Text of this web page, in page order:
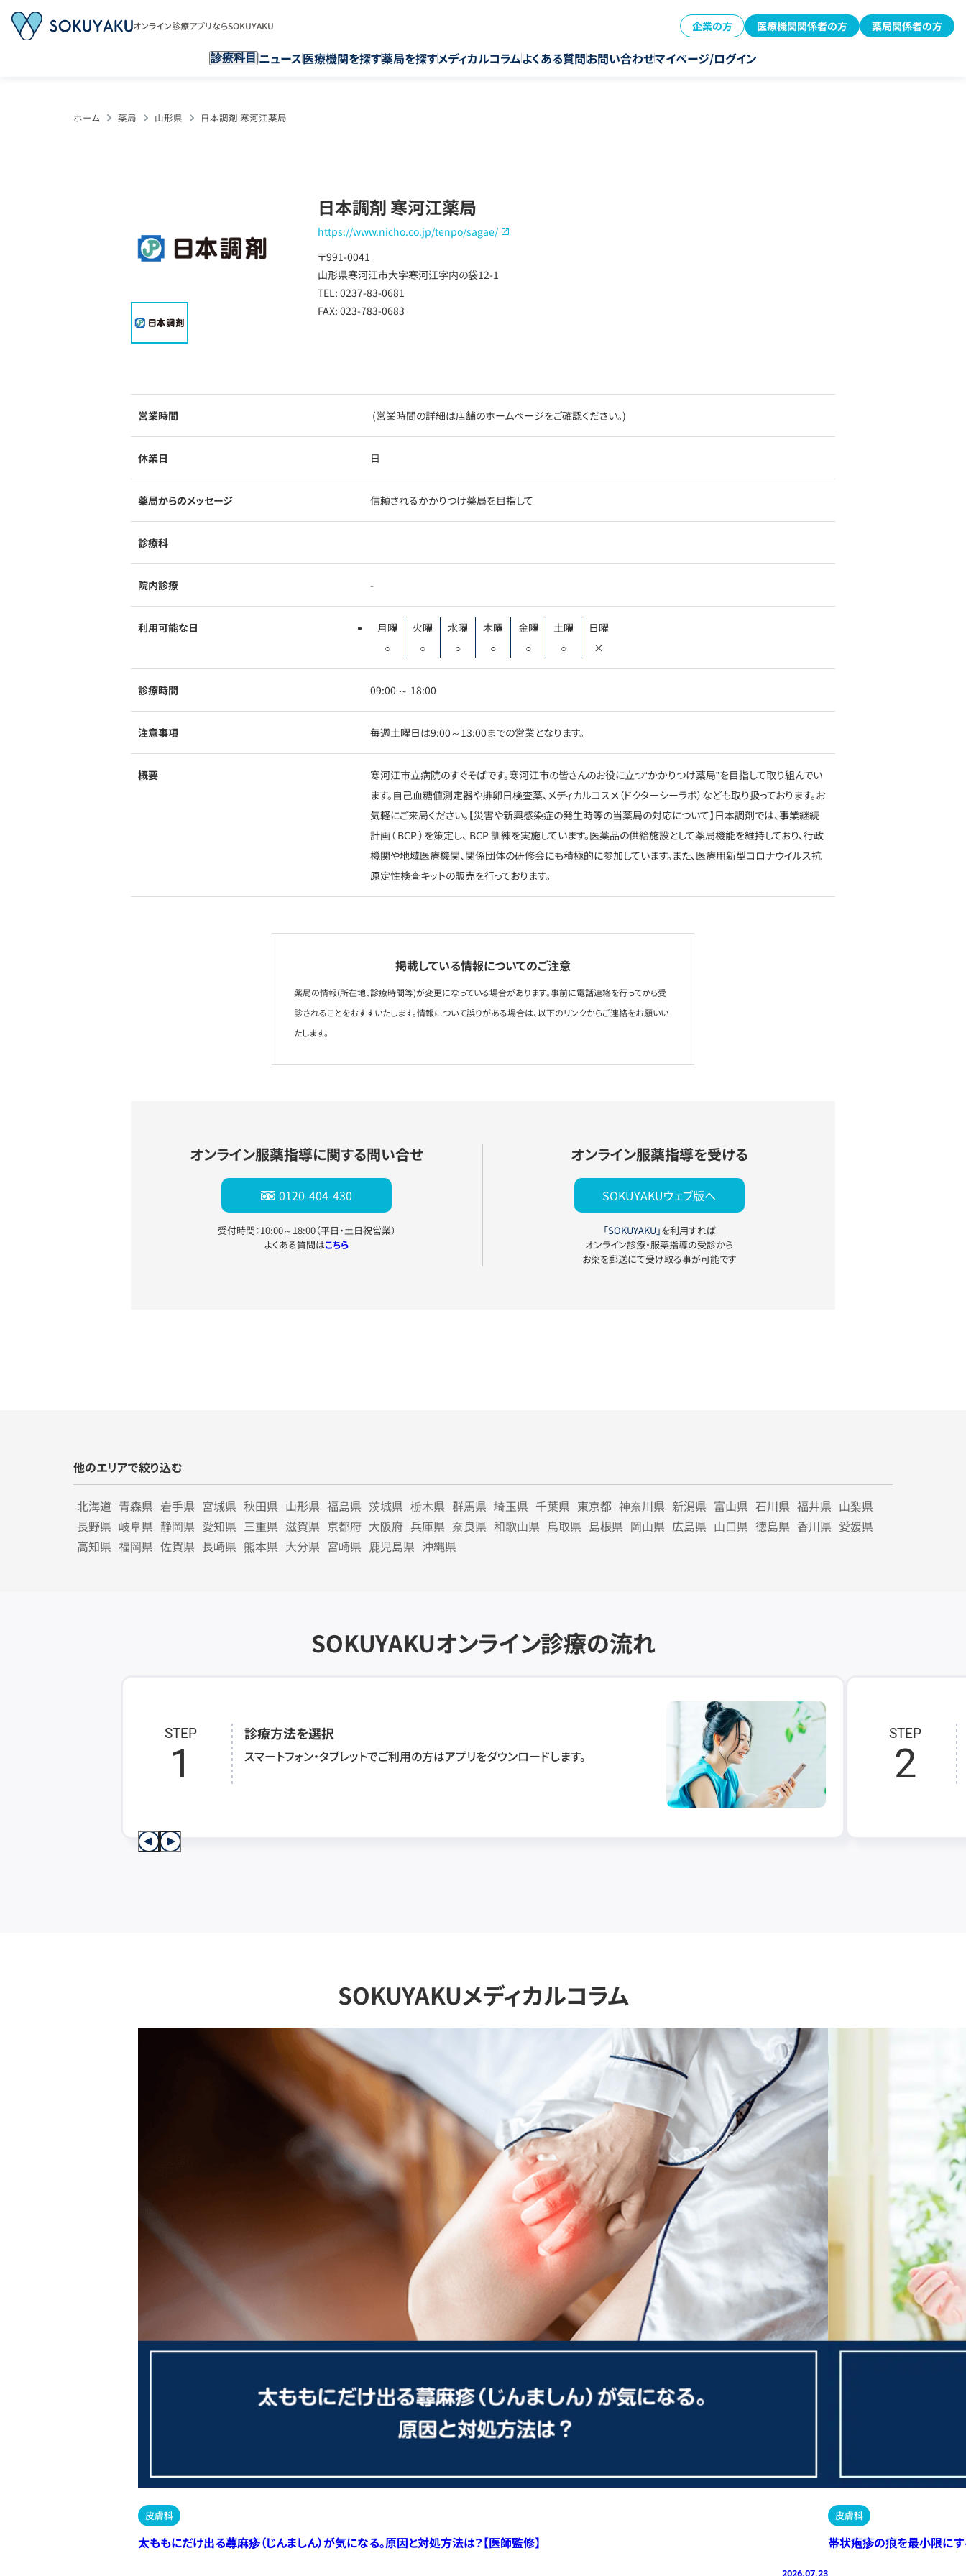
オンライン診療アプリならSOKUYAKU 企業の方 医療機関関係者の方 薬局関係者の方
診療科目 ニュース医療機関を探す薬局を探すメディカルコラムよくある質問お問い合わせマイページ/ログイン
ホーム 薬局 山形県 日本調剤 寒河江薬局
日本調剤 寒河江薬局
https://www.nicho.co.jp/tenpo/sagae/
〒991-0041
山形県寒河江市大字寒河江字内の袋12-1
TEL: 0237-83-0681
FAX: 023-783-0683
営業時間 (営業時間の詳細は店舗のホームページをご確認ください。)
休業日 日
薬局からのメッセージ 信頼されるかかりつけ薬局を目指して
診療科
院内診療 -
利用可能な日
月曜
○
火曜
○
水曜
○
木曜
○
金曜
○
土曜
○
日曜
×
診療時間 09:00 ～ 18:00
注意事項 毎週土曜日は9:00～13:00までの営業となります。
概要
寒河江市立病院のすぐそばです。寒河江市の皆さんのお役に立つ“かかりつけ薬局”を目指して取り組んでい
ます。自己血糖値測定器や排卵日検査薬、メディカルコスメ（ドクターシーラボ）なども取り扱っております。お
気軽にご来局ください。【災害や新興感染症の発生時等の当薬局の対応について】日本調剤では、事業継続
計画（ BCP ）を策定し、 BCP 訓練を実施しています。医薬品の供給施設として薬局機能を維持しており、行政
機関や地域医療機関、関係団体の研修会にも積極的に参加しています。また、医療用新型コロナウイルス抗
原定性検査キットの販売を行っております。
掲載している情報についてのご注意
薬局の情報(所在地、診療時間等)が変更になっている場合があります。事前に電話連絡を行ってから受
診されることをおすすいたします。情報について誤りがある場合は、以下のリンクからご連絡をお願いい
たします。
オンライン服薬指導に関する問い合せ
0120-404-430
受付時間：10:00～18:00（平日・土日祝営業）
よくある質問はこちら
オンライン服薬指導を受ける
SOKUYAKUウェブ版へ
「SOKUYAKU」を利用すれば
オンライン診療・服薬指導の受診から
お薬を郵送にて受け取る事が可能です
他のエリアで絞り込む
北海道 青森県 岩手県 宮城県 秋田県 山形県 福島県 茨城県 栃木県 群馬県 埼玉県 千葉県 東京都 神奈川県 新潟県 富山県 石川県 福井県 山梨県
長野県 岐阜県 静岡県 愛知県 三重県 滋賀県 京都府 大阪府 兵庫県 奈良県 和歌山県 鳥取県 島根県 岡山県 広島県 山口県 徳島県 香川県 愛媛県
高知県 福岡県 佐賀県 長崎県 熊本県 大分県 宮崎県 鹿児島県 沖縄県
SOKUYAKUオンライン診療の流れ
STEP
1
診療方法を選択
スマートフォン・タブレットでご利用の方はアプリをダウンロードします。
STEP
2
SOKUYAKUメディカルコラム
皮膚科
太ももにだけ出る蕁麻疹（じんましん）が気になる。原因と対処方法は？【医師監修】
2026.07.23
皮膚科
帯状疱疹の痕を最小限にす